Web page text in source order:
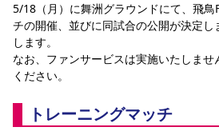
選手・スタッフ スケジュール メディア情
アカデミー ハナサカプレーヤー 歴代所属
チケット情報 販売スケジュール 価格・席
シーズンシート
法人シーズンシート 福祉
特定興行入場券 譲渡サービス リセールサ
観戦ガイド
観戦マナー&ルール
ビジターサポーター観
セレッソ大阪について
クラブ紹介 沿革 シーズン記録 求人情報
パートナー企業募集中 セレッソ大阪VISAカ
ファンクラブ
SAKURA SOCIO SAKURA POINT Program
まいセレチケット 会員規定 婚姻届・出生
5/18（月）に舞洲グラウンドにて、飛鳥
チの開催、並びに同試合の公開が決定
します。
なお、ファンサービスは実施いたしま
ください。
トレーニングマッチ